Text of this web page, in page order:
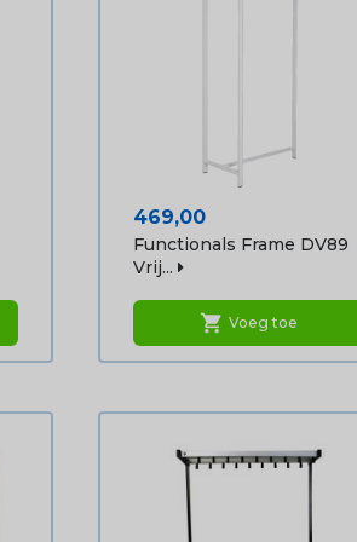
Prijs
469,00
Functionals Frame DV89
Vrij...
shopping_cart Voeg toe